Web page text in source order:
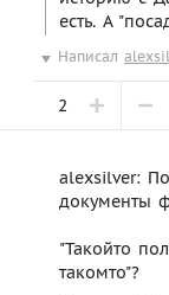
есть. А
Написал
2
alexsilver: По
документы
"Такойто
такомто"?